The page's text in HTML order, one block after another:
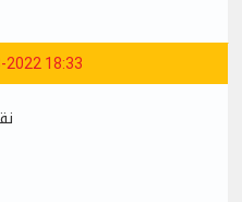
2022 18:33